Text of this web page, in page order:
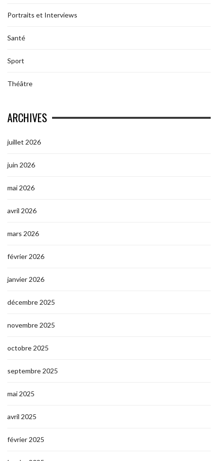
Portraits et Interviews
Santé
Sport
Théâtre
ARCHIVES
juillet 2026
juin 2026
mai 2026
avril 2026
mars 2026
février 2026
janvier 2026
décembre 2025
novembre 2025
octobre 2025
septembre 2025
mai 2025
avril 2025
février 2025